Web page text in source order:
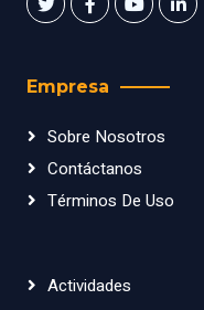
Empresa
Sobre Nosotros
Contáctanos
Términos De Uso
Actividades